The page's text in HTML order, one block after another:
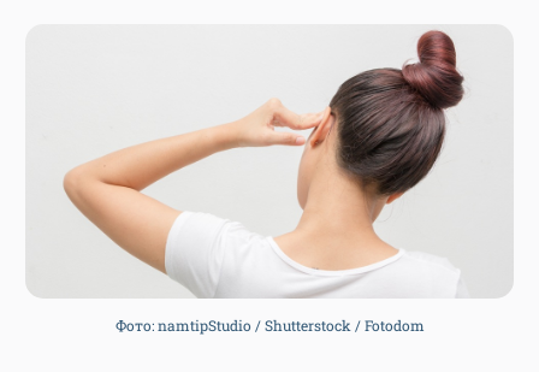
Фото: namtipStudio / Shutterstock / Fotodom